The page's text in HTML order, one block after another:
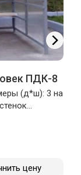
ПДК-8
(д*ш): 3 на
цену